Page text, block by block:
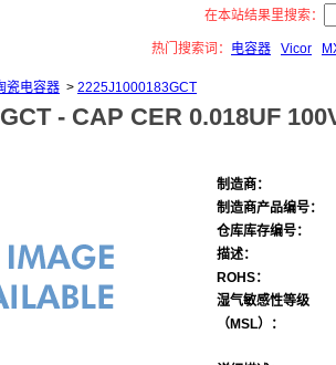
在本站结果里搜索：
热门搜索词： 电容器 Vicor
瓷电容器 > 2225J1000183GCT
- CAP CER 0.018UF
制造商：
制造商产品编号：
仓库库存编号：
描述：
ROHS：
湿气敏感性等级
（MSL）：